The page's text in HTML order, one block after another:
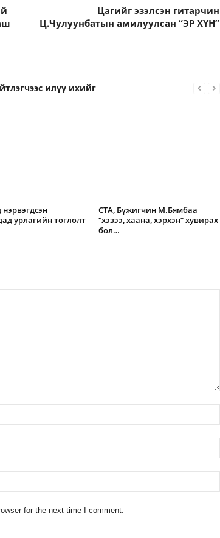
Цагийг эзэлсэн гитарчин
Ц.Чулуунбатын амилуулсан “ЭР ХҮН”
илүү ихийг
урлагийн тоглолт
СТА, Бүжигчин М.Бямбаа
“хэзээ, хаана, хэрхэн” хувирах
бол…
for the next time I comment.